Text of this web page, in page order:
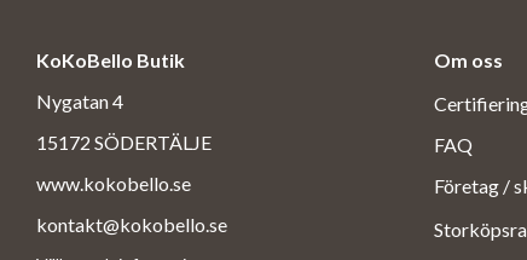
KoKoBello Butik
Nygatan 4
15172 SÖDERTÄLJE
www.kokobello.se
kontakt@kokobello.se
Om oss
FAQ
Företag /